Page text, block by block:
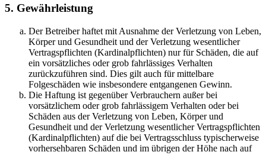
5. Gewährleistung
Der Betreiber haftet mit Ausnahme der Verletzung von Leben,
Körper und Gesundheit und der Verletzung wesentlicher
Vertragspflichten (Kardinalpflichten) nur für Schäden, die auf
ein vorsätzliches oder grob fahrlässiges Verhalten
zurückzuführen sind. Dies gilt auch für mittelbare
Folgeschäden wie insbesondere entgangenen Gewinn.
Die Haftung ist gegenüber Verbrauchern außer bei
vorsätzlichem oder grob fahrlässigem Verhalten oder bei
Schäden aus der Verletzung von Leben, Körper und
Gesundheit und der Verletzung wesentlicher Vertragspflichten
(Kardinalpflichten) auf die bei Vertragsschluss typischerweise
vorhersehbaren Schäden und im übrigen der Höhe nach auf